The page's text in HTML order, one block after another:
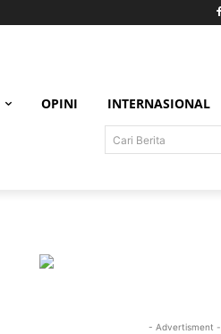
OPINI INTERNASIONAL
Cari Berita
- Advertisment -